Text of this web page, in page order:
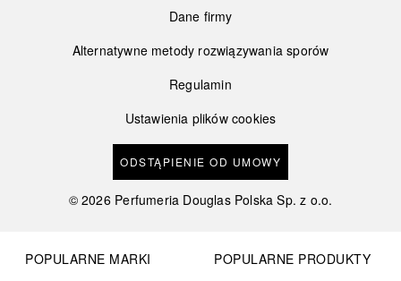
Dane firmy
Alternatywne metody rozwiązywania sporów
Regulamin
Ustawienia plików cookies
ODSTĄPIENIE OD UMOWY
©2026 Perfumeria Douglas Polska Sp. z o.o.
POPULARNE MARKI
POPULARNE PRODUKTY